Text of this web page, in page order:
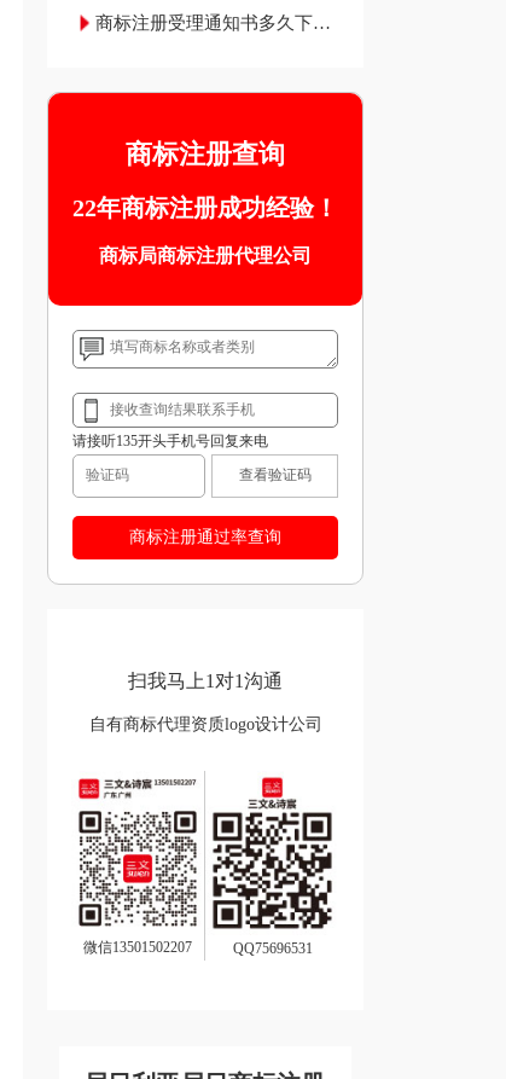
商标注册受理通知书多久下
商标注册查询
22年商标注册成功经验！
商标局商标注册代理公司
请接听135开头手机号回复来电
查看验证码
扫我马上1对1沟通
自有商标代理资质logo设计公司
微信13501502207 QQ75696531